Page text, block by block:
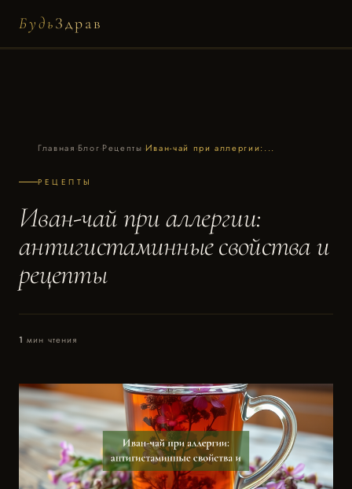
БудьЗдрав
Главная·Блог·Рецепты·Иван-чай при аллергии:...
РЕЦЕПТЫ
Иван-чай при аллергии:
антигистаминные свойства и
рецепты
1 мин чтения